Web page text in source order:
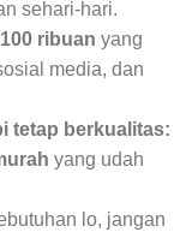
sehari-hari.
ribuan yang
media, dan
tetap berkualitas:
yang udah
lo, jangan